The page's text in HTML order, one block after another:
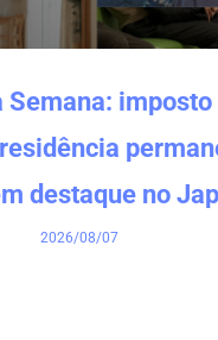
Semana:
destaque no
2026/08/07